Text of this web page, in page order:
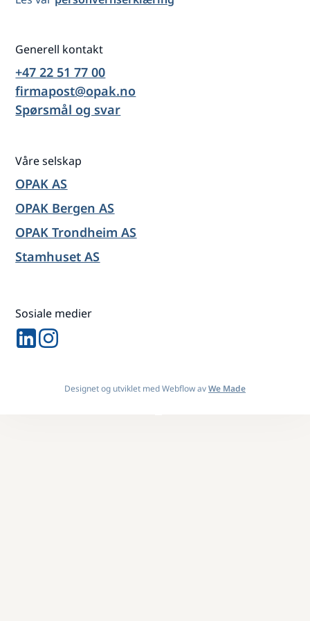
Generell kontakt
+47 22 51 77 00
firmapost@opak.no
Spørsmål og svar
Våre selskap
OPAK AS
OPAK Bergen AS
OPAK Trondheim AS
Stamhuset AS
Sosiale medier
Designet og utviklet med Webflow avWe Made